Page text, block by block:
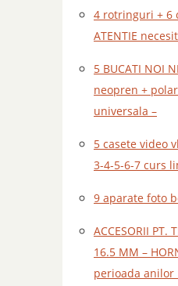
4 rotringuri + 6
ATENTIE
5 BUCATI NOI
neopren +
universala –
5 casete video
3-4-5-6-7 curs
9 aparate foto
ACCESORII PT.
16.5 MM –
perioada anilor